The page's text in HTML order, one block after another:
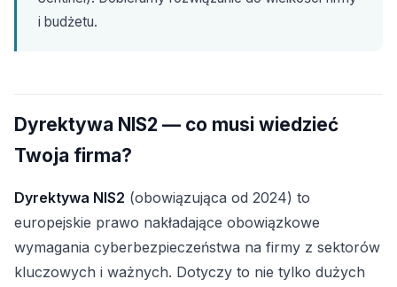
i budżetu.
Dyrektywa NIS2 — co musi wiedzieć
Twoja firma?
Dyrektywa NIS2 (obowiązująca od 2024) to
europejskie prawo nakładające obowiązkowe
wymagania cyberbezpieczeństwa na firmy z sektorów
kluczowych i ważnych. Dotyczy to nie tylko dużych